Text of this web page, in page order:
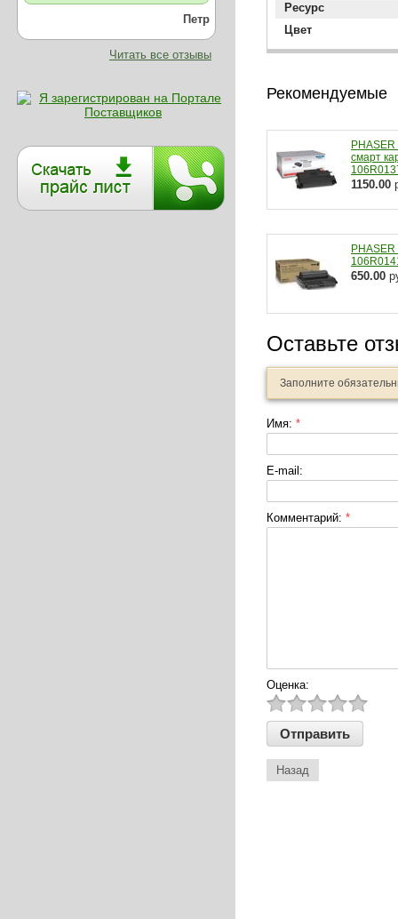
Петр
Читать все отзывы
Ресурс
Цвет
Рекомендуемые
смарт
1150.00
650.00
Оставьте
Заполните
Имя: *
E-mail:
Комментарий: *
Оценка:
Назад